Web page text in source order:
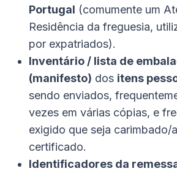
Portugal (comumente um
Residência da freguesia,
por expatriados).
Inventário / lista de
(manifesto) dos itens
sendo enviados,
vezes em várias cópias, e
exigido que seja carimbado/
certificado.
Identificadores da